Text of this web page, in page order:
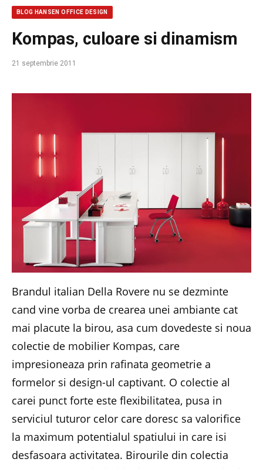
BLOG HANSEN OFFICE DESIGN
Kompas, culoare si dinamism
21 septembrie 2011
Brandul italian Della Rovere nu se dezminte
cand vine vorba de crearea unei ambiante cat
mai placute la birou, asa cum dovedeste si noua
colectie de mobilier Kompas, care
impresioneaza prin rafinata geometrie a
formelor si design-ul captivant. O colectie al
carei punct forte este flexibilitatea, pusa in
serviciul tuturor celor care doresc sa valorifice
la maximum potentialul spatiului in care isi
desfasoara activitatea. Birourile din colectia